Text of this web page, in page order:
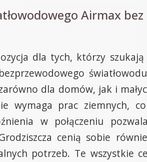
Airmax
dla tych, którzy szukają
dla domów, jak i
wymaga prac ziemnych,
w połączeniu
cenią sobie
potrzeb. Te wszystkie